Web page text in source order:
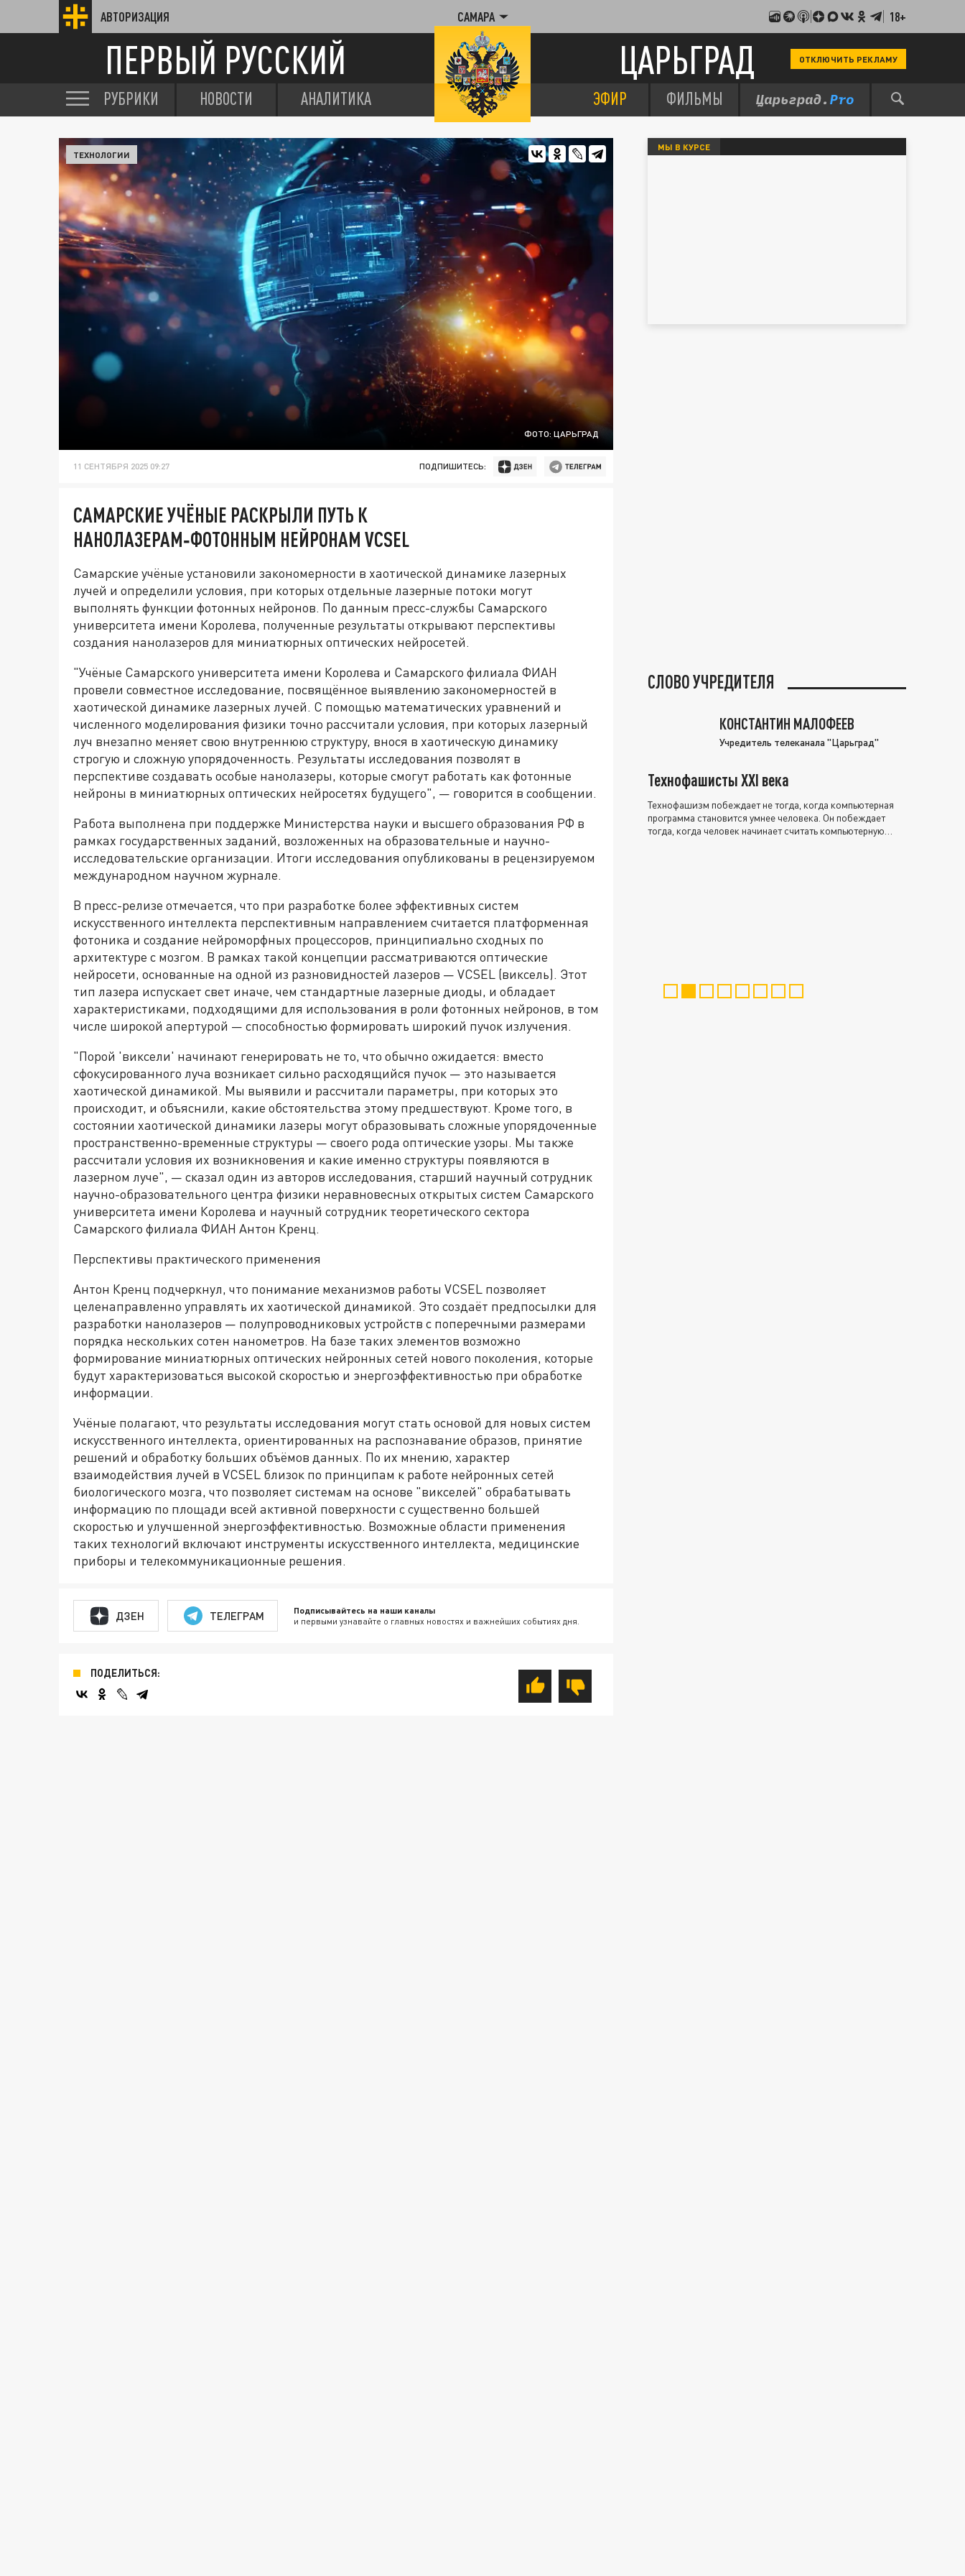
АВТОРИЗАЦИЯ САМАРА 18+
ПЕРВЫЙ РУССКИЙ ЦАРЬГРАД ОТКЛЮЧИТЬ РЕКЛАМУ
РУБРИКИ НОВОСТИ АНАЛИТИКА ЭФИР ФИЛЬМЫ
ФОТО: ЦАРЬГРАД
ТЕХНОЛОГИИ
11 СЕНТЯБРЯ 2025 09:27 ПОДПИШИТЕСЬ:
САМАРСКИЕ УЧЁНЫЕ РАСКРЫЛИ ПУТЬ К
НАНОЛАЗЕРАМ‑ФОТОННЫМ НЕЙРОНАМ VCSEL
Самарские учёные установили закономерности в хаотической динамике лазерных
лучей и определили условия, при которых отдельные лазерные потоки могут
выполнять функции фотонных нейронов. По данным пресс-службы Самарского
университета имени Королева, полученные результаты открывают перспективы
создания нанолазеров для миниатюрных оптических нейросетей.
"Учёные Самарского университета имени Королева и Самарского филиала ФИАН
провели совместное исследование, посвящённое выявлению закономерностей в
хаотической динамике лазерных лучей. С помощью математических уравнений и
численного моделирования физики точно рассчитали условия, при которых лазерный
луч внезапно меняет свою внутреннюю структуру, внося в хаотическую динамику
строгую и сложную упорядоченность. Результаты исследования позволят в
перспективе создавать особые нанолазеры, которые смогут работать как фотонные
нейроны в миниатюрных оптических нейросетях будущего", — говорится в сообщении.
Работа выполнена при поддержке Министерства науки и высшего образования РФ в
рамках государственных заданий, возложенных на образовательные и научно-
исследовательские организации. Итоги исследования опубликованы в рецензируемом
международном научном журнале.
В пресс-релизе отмечается, что при разработке более эффективных систем
искусственного интеллекта перспективным направлением считается платформенная
фотоника и создание нейроморфных процессоров, принципиально сходных по
архитектуре с мозгом. В рамках такой концепции рассматриваются оптические
нейросети, основанные на одной из разновидностей лазеров — VCSEL (виксель). Этот
тип лазера испускает свет иначе, чем стандартные лазерные диоды, и обладает
характеристиками, подходящими для использования в роли фотонных нейронов, в том
числе широкой апертурой — способностью формировать широкий пучок излучения.
"Порой 'виксели' начинают генерировать не то, что обычно ожидается: вместо
сфокусированного луча возникает сильно расходящийся пучок — это называется
хаотической динамикой. Мы выявили и рассчитали параметры, при которых это
происходит, и объяснили, какие обстоятельства этому предшествуют. Кроме того, в
состоянии хаотической динамики лазеры могут образовывать сложные упорядоченные
пространственно-временные структуры — своего рода оптические узоры. Мы также
рассчитали условия их возникновения и какие именно структуры появляются в
лазерном луче", — сказал один из авторов исследования, старший научный сотрудник
научно-образовательного центра физики неравновесных открытых систем Самарского
университета имени Королева и научный сотрудник теоретического сектора
Самарского филиала ФИАН Антон Кренц.
Перспективы практического применения
Антон Кренц подчеркнул, что понимание механизмов работы VCSEL позволяет
целенаправленно управлять их хаотической динамикой. Это создаёт предпосылки для
разработки нанолазеров — полупроводниковых устройств с поперечными размерами
порядка нескольких сотен нанометров. На базе таких элементов возможно
формирование миниатюрных оптических нейронных сетей нового поколения, которые
будут характеризоваться высокой скоростью и энергоэффективностью при обработке
информации.
Учёные полагают, что результаты исследования могут стать основой для новых систем
искусственного интеллекта, ориентированных на распознавание образов, принятие
решений и обработку больших объёмов данных. По их мнению, характер
взаимодействия лучей в VCSEL близок по принципам к работе нейронных сетей
биологического мозга, что позволяет системам на основе "викселей" обрабатывать
информацию по площади всей активной поверхности с существенно большей
скоростью и улучшенной энергоэффективностью. Возможные области применения
таких технологий включают инструменты искусственного интеллекта, медицинские
приборы и телекоммуникационные решения.
ДЗЕН ТЕЛЕГРАМ Подписывайтесь на наши каналы
и первыми узнавайте о главных новостях и важнейших событиях дня.
ПОДЕЛИТЬСЯ:
МЫ В КУРСЕ
СЛОВО УЧРЕДИТЕЛЯ
КОНСТАНТИН МАЛОФЕЕВ
Учредитель телеканала "Царьград"
Технофашисты XXI века
Технофашизм побеждает не тогда, когда компьютерная
программа становится умнее человека. Он побеждает
тогда, когда человек начинает считать компьютерную